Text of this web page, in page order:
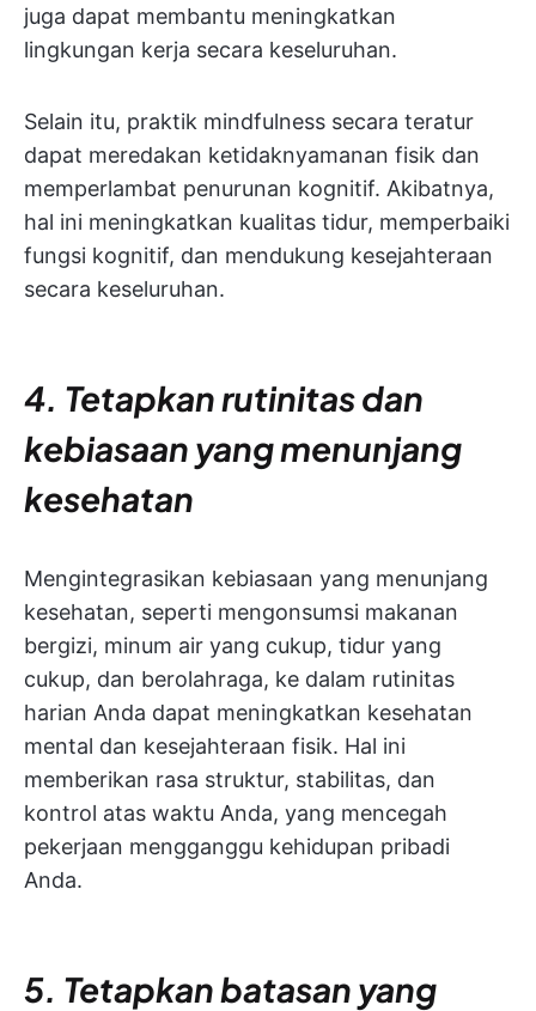
juga dapat membantu meningkatkan
lingkungan kerja secara keseluruhan.
Selain itu, praktik mindfulness secara teratur
dapat meredakan ketidaknyamanan fisik dan
memperlambat penurunan kognitif. Akibatnya,
hal ini meningkatkan kualitas tidur, memperbaiki
fungsi kognitif, dan mendukung kesejahteraan
secara keseluruhan.
4. Tetapkan rutinitas dan
kebiasaan yang menunjang
kesehatan
Mengintegrasikan kebiasaan yang menunjang
kesehatan, seperti mengonsumsi makanan
bergizi, minum air yang cukup, tidur yang
cukup, dan berolahraga, ke dalam rutinitas
harian Anda dapat meningkatkan kesehatan
mental dan kesejahteraan fisik. Hal ini
memberikan rasa struktur, stabilitas, dan
kontrol atas waktu Anda, yang mencegah
pekerjaan mengganggu kehidupan pribadi
Anda.
5. Tetapkan batasan yang